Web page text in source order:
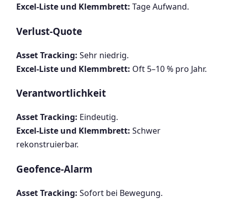
Excel-Liste und Klemmbrett: Tage Aufwand.
Verlust-Quote
Asset Tracking: Sehr niedrig.
Excel-Liste und Klemmbrett: Oft 5–10 % pro Jahr.
Verantwortlichkeit
Asset Tracking: Eindeutig.
Excel-Liste und Klemmbrett: Schwer
rekonstruierbar.
Geofence-Alarm
Asset Tracking: Sofort bei Bewegung.